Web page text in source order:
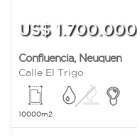
US$ 1.700.000
Confluencia, Neuquen
Calle El Trigo
10000m2